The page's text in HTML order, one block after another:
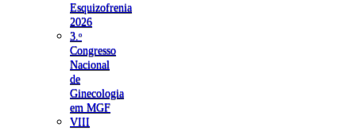
Esquizofrenia
2026
3.ᵒ
Congresso
Nacional
de
Ginecologia
em MGF
VIII